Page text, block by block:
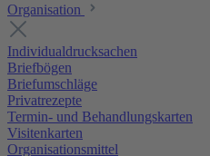
Organisation
Individualdrucksachen
Briefbögen
Briefumschläge
Privatrezepte
Termin- und Behandlungskarten
Visitenkarten
Organisationsmittel